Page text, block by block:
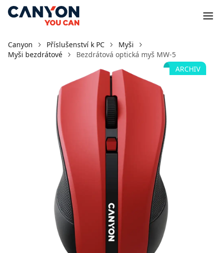
Canyon Příslušenství k PC
Myši
Myši bezdrátové
Bezdrátová optická myš MW-5
ARCHIV